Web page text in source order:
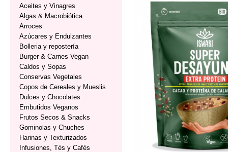
Aceites y Vinagres
Algas & Macrobiótica
Arroces
Azúcares y Endulzantes
Bolleria y repostería
Burger & Carnes Vegan
Caldos y Sopas
Conservas Vegetales
Copos de Cereales y Mueslis
Dulces y Chocolates
Embutidos Veganos
Frutos Secos & Snacks
Gominolas y Chuches
Harinas y Texturizados
Infusiones, Tés y Cafés